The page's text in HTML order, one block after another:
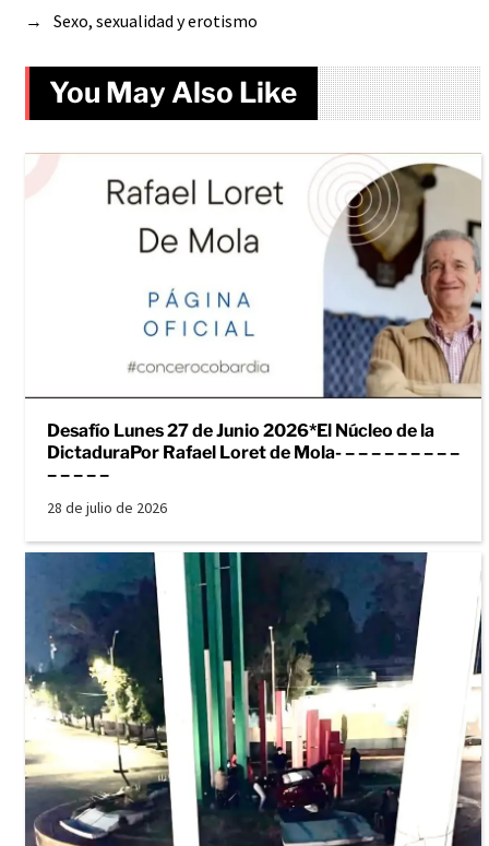
→
Sexo, sexualidad y erotismo
You May Also Like
Desafío Lunes 27 de Junio 2026*El Núcleo de la
DictaduraPor Rafael Loret de Mola- – – – – – – – – –
– – – – –
28 de julio de 2026